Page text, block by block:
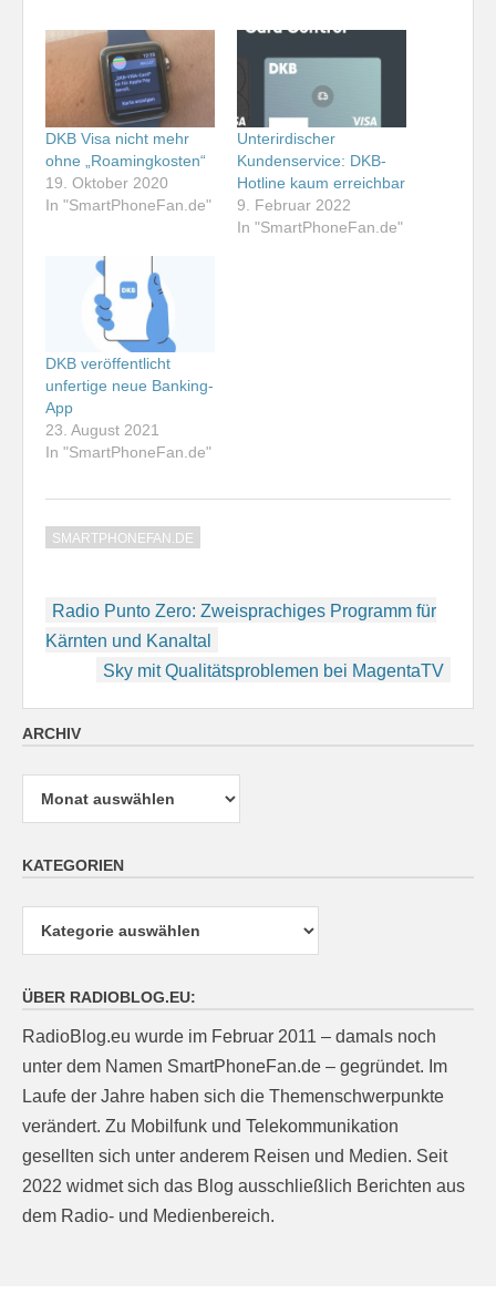
DKB Visa nicht mehr
ohne „Roamingkosten“
19. Oktober 2020
In "SmartPhoneFan.de"
Unterirdischer
Kundenservice: DKB-
Hotline kaum erreichbar
9. Februar 2022
In "SmartPhoneFan.de"
DKB veröffentlicht
unfertige neue Banking-
App
23. August 2021
In "SmartPhoneFan.de"
SMARTPHONEFAN.DE
Beitragsnavigation
Radio Punto Zero: Zweisprachiges Programm für
Kärnten und Kanaltal
Sky mit Qualitätsproblemen bei MagentaTV
ARCHIV
Archiv
KATEGORIEN
ÜBER RADIOBLOG.EU:
RadioBlog.eu wurde im Februar 2011 – damals noch
unter dem Namen SmartPhoneFan.de – gegründet. Im
Laufe der Jahre haben sich die Themenschwerpunkte
verändert. Zu Mobilfunk und Telekommunikation
gesellten sich unter anderem Reisen und Medien. Seit
2022 widmet sich das Blog ausschließlich Berichten aus
dem Radio- und Medienbereich.